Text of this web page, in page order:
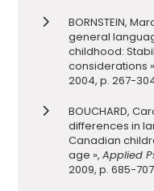
BORNSTEIN,
general
childhood:
considerations
2004, p. 267-
BOUCHARD,
differences in
Canadian
age », Applied
2009, p. 685-